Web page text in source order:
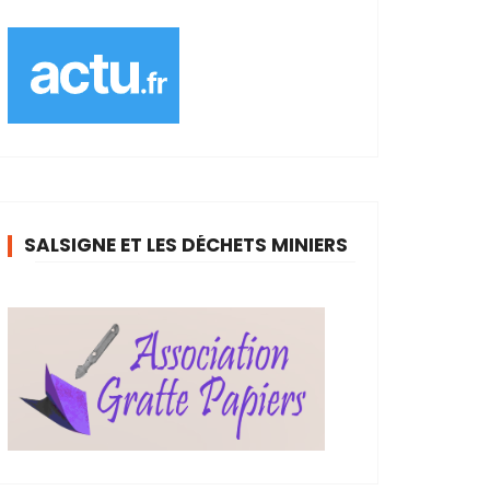
SALSIGNE ET LES DÉCHETS MINIERS